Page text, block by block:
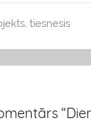
, tiesnesis